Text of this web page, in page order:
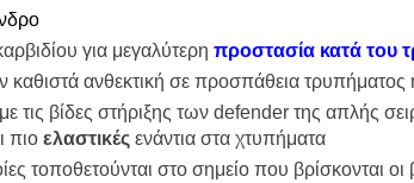
για μεγαλύτερη προστασία κατά του
καθιστά ανθεκτική σε προσπάθεια τρυπήματος
βίδες στήριξης των defender της απλής
πιο ελαστικές ενάντια στα χτυπήματα
τοποθετούνται στο σημείο που βρίσκονται